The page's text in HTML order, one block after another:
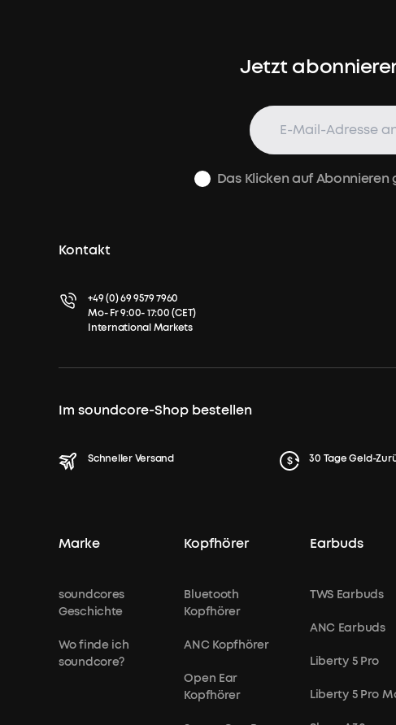
Jetzt
Das Klicken auf
Kontakt
+49 (0) 69 9579 7960
Mo- Fr 9:00- 17:00 (CET)
International Markets
Im soundcore-Shop bestellen
Schneller Versand 30 Tage Geld-
Marke
soundcores
Geschichte
Wo finde ich
soundcore?
Kopfhörer
Bluetooth
Kopfhörer
ANC Kopfhörer
Open Ear
Kopfhörer
Earbuds
TWS Earbuds
ANC Earbuds
Liberty 5 Pro
Liberty 5 Pro